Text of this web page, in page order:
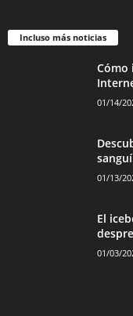
Incluso más noticias
Cómo
01/14/
01/13/
El
01/03/